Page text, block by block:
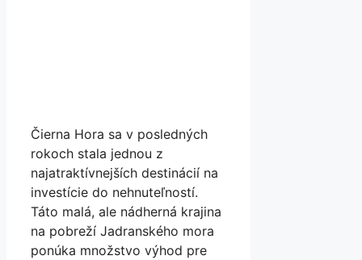
Čierna Hora sa v posledných
rokoch stala jednou z
najatraktívnejších destinácií na
investície do nehnuteľností.
Táto malá, ale nádherná krajina
na pobreží Jadranského mora
ponúka množstvo výhod pre